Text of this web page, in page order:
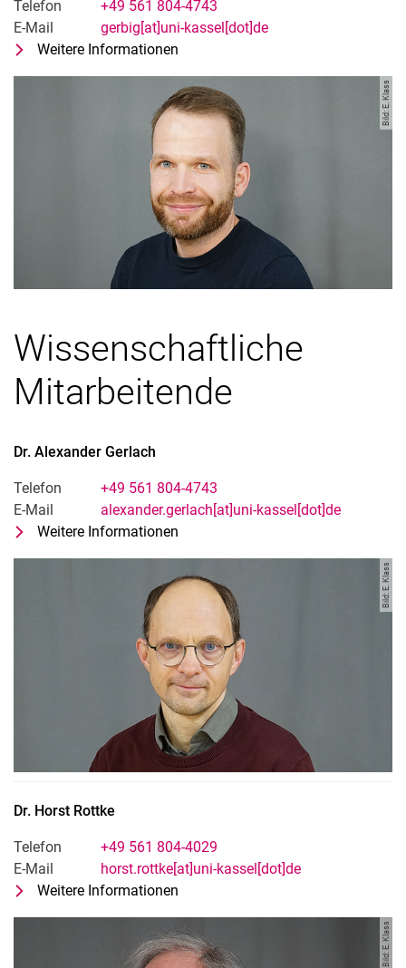
Telefon
+49 561 804-4743
E-Mail
gerbig[at]uni-kassel[dot]de
Weitere Informationen
Bild: E. Klass
Wissenschaftliche
Mitarbeitende
Dr. Alexander Gerlach
Telefon
+49 561 804-4743
E-Mail
alexander.gerlach[at]uni-kassel[dot]de
Weitere Informationen
Bild: E. Klass
Dr. Horst Rottke
Telefon
+49 561 804-4029
E-Mail
horst.rottke[at]uni-kassel[dot]de
Weitere Informationen
Bild: E. Klass